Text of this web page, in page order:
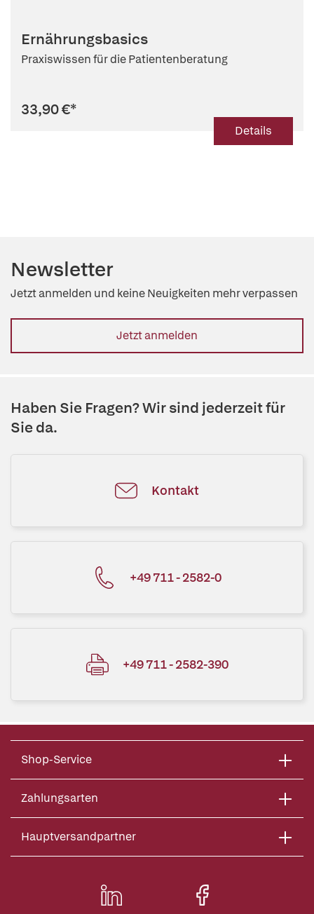
Ernährungsbasics
Praxiswissen für die Patientenberatung
33,90 €*
Details
Newsletter
Jetzt anmelden und keine Neuigkeiten mehr verpassen
Jetzt anmelden
Haben Sie Fragen? Wir sind jederzeit für
Sie da.
Kontakt
+49 711 - 2582-0
+49 711 - 2582-390
Shop-Service
Zahlungsarten
Hauptversandpartner